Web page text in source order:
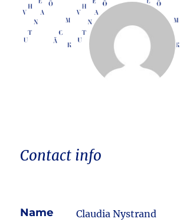
Contact info
Name Claudia Nystrand